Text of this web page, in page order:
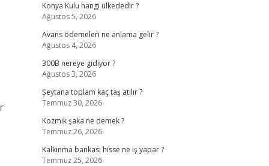
Konya Kulu hangi ülkededir ?
Ağustos 5, 2026
Avans ödemeleri ne anlama gelir ?
Ağustos 4, 2026
300B nereye gidiyor ?
Ağustos 3, 2026
Şeytana toplam kaç taş atılır ?
Temmuz 30, 2026
Kozmik şaka ne demek ?
Temmuz 26, 2026
Kalkınma bankası hisse ne iş yapar ?
Temmuz 25, 2026